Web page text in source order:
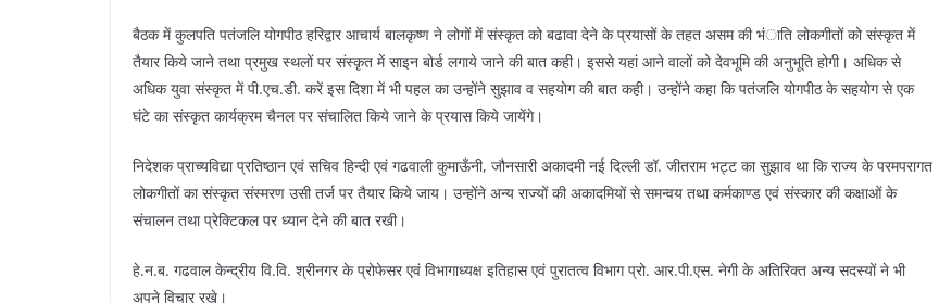
बैठक में कुलपति पतंजलि योगपीठ हरिद्वार आचार्य बालकृष्ण ने लोगों में संस्कृत को बढावा देने के प्रयासों के तहत असम की भंाति लोकगीतों को संस्कृत में
तैयार किये जाने तथा प्रमुख स्थलों पर संस्कृत में साइन बोर्ड लगाये जाने की बात कही। इससे यहां आने वालों को देवभूमि की अनुभूति होगी। अधिक से
अधिक युवा संस्कृत में पी.एच.डी. करें इस दिशा में भी पहल का उन्होंने सुझाव व सहयोग की बात कही। उन्होंने कहा कि पतंजलि योगपीठ के सहयोग से एक
घंटे का संस्कृत कार्यक्रम चैनल पर संचालित किये जाने के प्रयास किये जायेंगे।
निदेशक प्राच्यविद्या प्रतिष्ठान एवं सचिव हिन्दी एवं गढवाली कुमाऊँनी, जौनसारी अकादमी नई दिल्ली डॉ. जीतराम भट्ट का सुझाव था कि राज्य के परमपरागत
लोकगीतों का संस्कृत संस्मरण उसी तर्ज पर तैयार किये जाय। उन्होंने अन्य राज्यों की अकादमियों से समन्वय तथा कर्मकाण्ड एवं संस्कार की कक्षाओं के
संचालन तथा प्रेक्टिकल पर ध्यान देने की बात रखी।
हे.न.ब. गढवाल केन्द्रीय वि.वि. श्रीनगर के प्रोफेसर एवं विभागाध्यक्ष इतिहास एवं पुरातत्व विभाग प्रो. आर.पी.एस. नेगी के अतिरिक्त अन्य सदस्यों ने भी
अपने विचार रखे।